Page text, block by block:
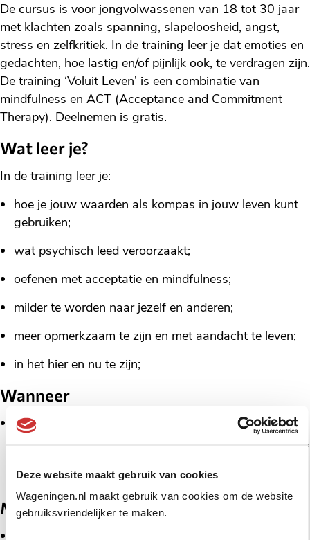
Deze website maakt gebruik van cookies
Wageningen.nl maakt gebruik van cookies om de website
gebruiksvriendelijker te maken.
De cursus is voor jongvolwassenen van 18 tot 30 jaar
met klachten zoals spanning, slapeloosheid, angst,
stress en zelfkritiek. In de training leer je dat emoties en
gedachten, hoe lastig en/of pijnlijk ook, te verdragen zijn.
De training ‘Voluit Leven’ is een combinatie van
mindfulness en ACT (Acceptance and Commitment
Therapy). Deelnemen is gratis.
Wat leer je?
In de training leer je:
hoe je jouw waarden als kompas in jouw leven kunt
gebruiken;
wat psychisch leed veroorzaakt;
oefenen met acceptatie en mindfulness;
milder te worden naar jezelf en anderen;
meer opmerkzaam te zijn en met aandacht te leven;
in het hier en nu te zijn;
Wanneer
De training bestaat uit 7 bijeenkomsten van 10.00 –
12.00 uur, behalve één afwijkende tijd): 22 juli, 23 juli,
augustus, 6 augustus 2025.
Meer informatie